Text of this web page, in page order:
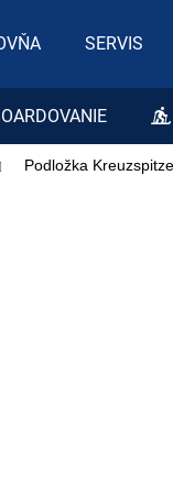
SERVIS
Podložka